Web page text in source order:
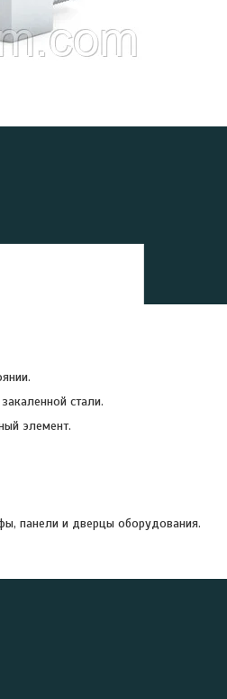
стали.
элемент.
панели и дверцы оборудования.